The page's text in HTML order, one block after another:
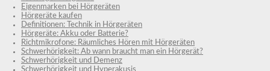
Eigenmarken bei Hörgeräten
Hörgeräte kaufen
Definitionen: Technik in Hörgeräten
Hörgeräte: Akku oder Batterie?
Richtmikrofone: Räumliches Hören mit Hörgeräten
Schwerhörigkeit: Ab wann braucht man ein Hörgerät?
Schwerhörigkeit und Demenz
Schwerhörigkeit und Hyperakusis